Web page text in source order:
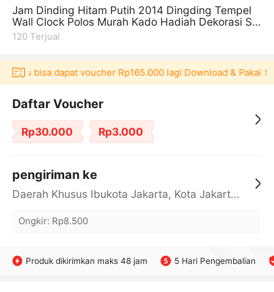
Jam Dinding Hitam Putih 2014 Dingding Tempel
Wall Clock Polos Murah Kado Hadiah Dekorasi So
uvenir
120 Terjual
bisa dapat voucher Rp165.000 lagi Download & Pakai！
Daftar Voucher
Rp30.000 Rp3.000
pengiriman ke
Daerah Khusus Ibukota Jakarta, Kota Jakarta Barat, Cengkareng, yy
Ongkir: Rp8.500
Produk dikirimkan maks 48 jam 5 Hari Pengembalian